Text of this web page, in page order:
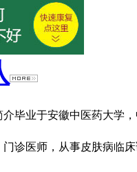
毕业于安徽中医药大学
诊医师，从事皮肤病临